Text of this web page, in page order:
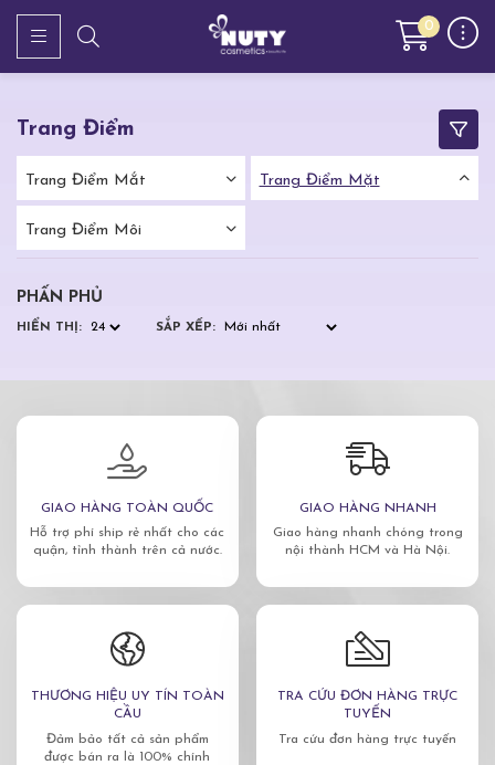
0
Trang Điểm
Trang Điểm Mắt Trang Điểm Mặt
Trang Điểm Môi
PHẤN PHỦ
HIỂN THỊ: SẮP XẾP:
GIAO HÀNG TOÀN QUỐC
Hỗ trợ phí ship rẻ nhất cho các
quận, tỉnh thành trên cả nước.
GIAO HÀNG NHANH
Giao hàng nhanh chóng trong
nội thành HCM và Hà Nội.
THƯƠNG HIỆU UY TÍN TOÀN
CẦU
Đảm bảo tất cả sản phẩm
được bán ra là 100% chính
TRA CỨU ĐƠN HÀNG TRỰC
TUYẾN
Tra cứu đơn hàng trực tuyến